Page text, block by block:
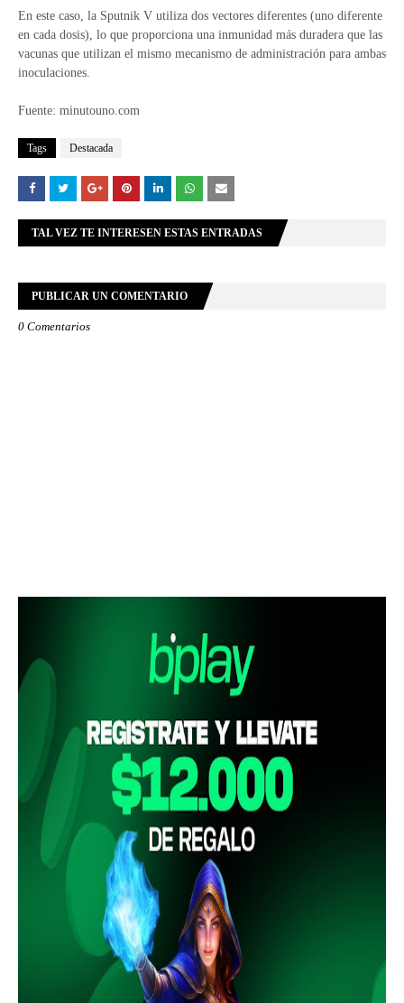
En este caso, la Sputnik V utiliza dos vectores diferentes (uno diferente
en cada dosis), lo que proporciona una inmunidad más duradera que las
vacunas que utilizan el mismo mecanismo de administración para ambas
inoculaciones.
Fuente: minutouno.com
Tags Destacada
TAL VEZ TE INTERESEN ESTAS ENTRADAS
PUBLICAR UN COMENTARIO
0 Comentarios